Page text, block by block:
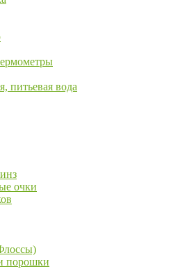
питьевая вода
очки
порошки